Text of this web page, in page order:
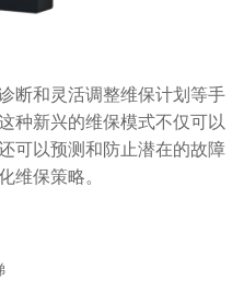
断和灵活调整维保计划等手
种新兴的维保模式不仅可以
可以预测和防止潜在的故障
维保策略。